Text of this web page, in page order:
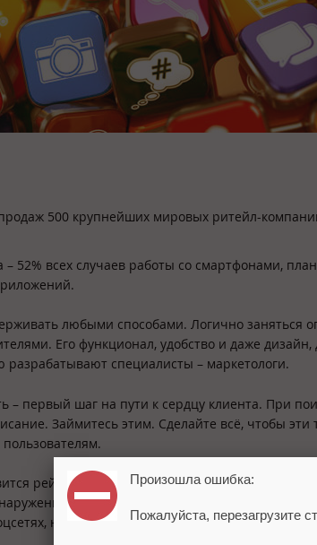
500 крупнейших мировых ритейл-
52% всех случаев работы со смартфонами,
любыми способами. Логично заняться
Его функционал, удобство и даже
специалисты – маркетологи.
– первый шаг на пути к сердцу клиента. При
Займитесь этим. Сделайте всё, чтобы
рейтинг и первые отзывы, разработчикам
недостатков. Обо всех исправлениях
на вашем сайте.
Произошла ошибка:
Пожалуйста, перезагрузите